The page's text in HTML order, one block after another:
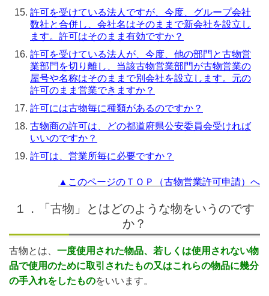
許可を受けている法人ですが、今度、グループ会社
数社と合併し、会社名はそのままで新会社を設立し
ます。許可はそのまま有効ですか？
許可を受けている法人が、今度、他の部門と古物営
業部門を切り離し、当該古物営業部門が古物営業の
屋号や名称はそのままで別会社を設立します。元の
許可のまま営業できますか？
許可には古物毎に種類があるのですか？
古物商の許可は、どの都道府県公安委員会受ければ
いいのですか？
許可は、営業所毎に必要ですか？
▲このページのＴＯＰ（古物営業許可申請）へ
１．「古物」とはどのような物をいうのです
か？
古物とは、 一度使用された物品、若しくは使用されない物
品で使用のために取引されたもの又はこれらの物品に幾分
の手入れをしたものをいいます。